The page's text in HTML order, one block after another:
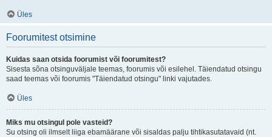
Üles
Foorumitest otsimine
Kuidas saan otsida foorumist või foorumitest?
Sisesta sõna otsinguväljale teemas, foorumis või esilehel. Täiendatud otsingu
saad teemas või foorumis "Täiendatud otsingu" linki vajutades.
Üles
Miks mu otsingul pole vasteid?
Su otsing oli ilmselt liiga ebamäärane või sisaldas palju tihtikasutatavaid (nt.